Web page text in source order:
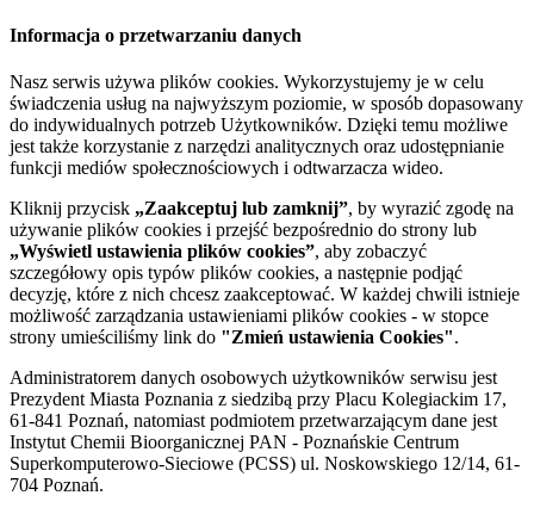
Informacja o przetwarzaniu danych
Nasz serwis używa plików cookies. Wykorzystujemy je w celu
świadczenia usług na najwyższym poziomie, w sposób dopasowany
do indywidualnych potrzeb Użytkowników. Dzięki temu możliwe
jest także korzystanie z narzędzi analitycznych oraz udostępnianie
funkcji mediów społecznościowych i odtwarzacza wideo.
Kliknij przycisk „Zaakceptuj lub zamknij”, by wyrazić zgodę na
używanie plików cookies i przejść bezpośrednio do strony lub
„Wyświetl ustawienia plików cookies”, aby zobaczyć
szczegółowy opis typów plików cookies, a następnie podjąć
decyzję, które z nich chcesz zaakceptować. W każdej chwili istnieje
możliwość zarządzania ustawieniami plików cookies - w stopce
strony umieściliśmy link do "Zmień ustawienia Cookies".
Administratorem danych osobowych użytkowników serwisu jest
Prezydent Miasta Poznania z siedzibą przy Placu Kolegiackim 17,
61-841 Poznań, natomiast podmiotem przetwarzającym dane jest
Instytut Chemii Bioorganicznej PAN - Poznańskie Centrum
Superkomputerowo-Sieciowe (PCSS) ul. Noskowskiego 12/14, 61-
704 Poznań.